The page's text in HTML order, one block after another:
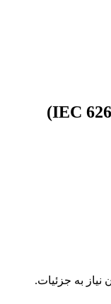
به جزئیات.